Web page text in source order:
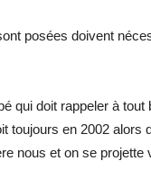
posées doivent
qui doit rappeler à
toujours en 2002 alors
nous et on se projette